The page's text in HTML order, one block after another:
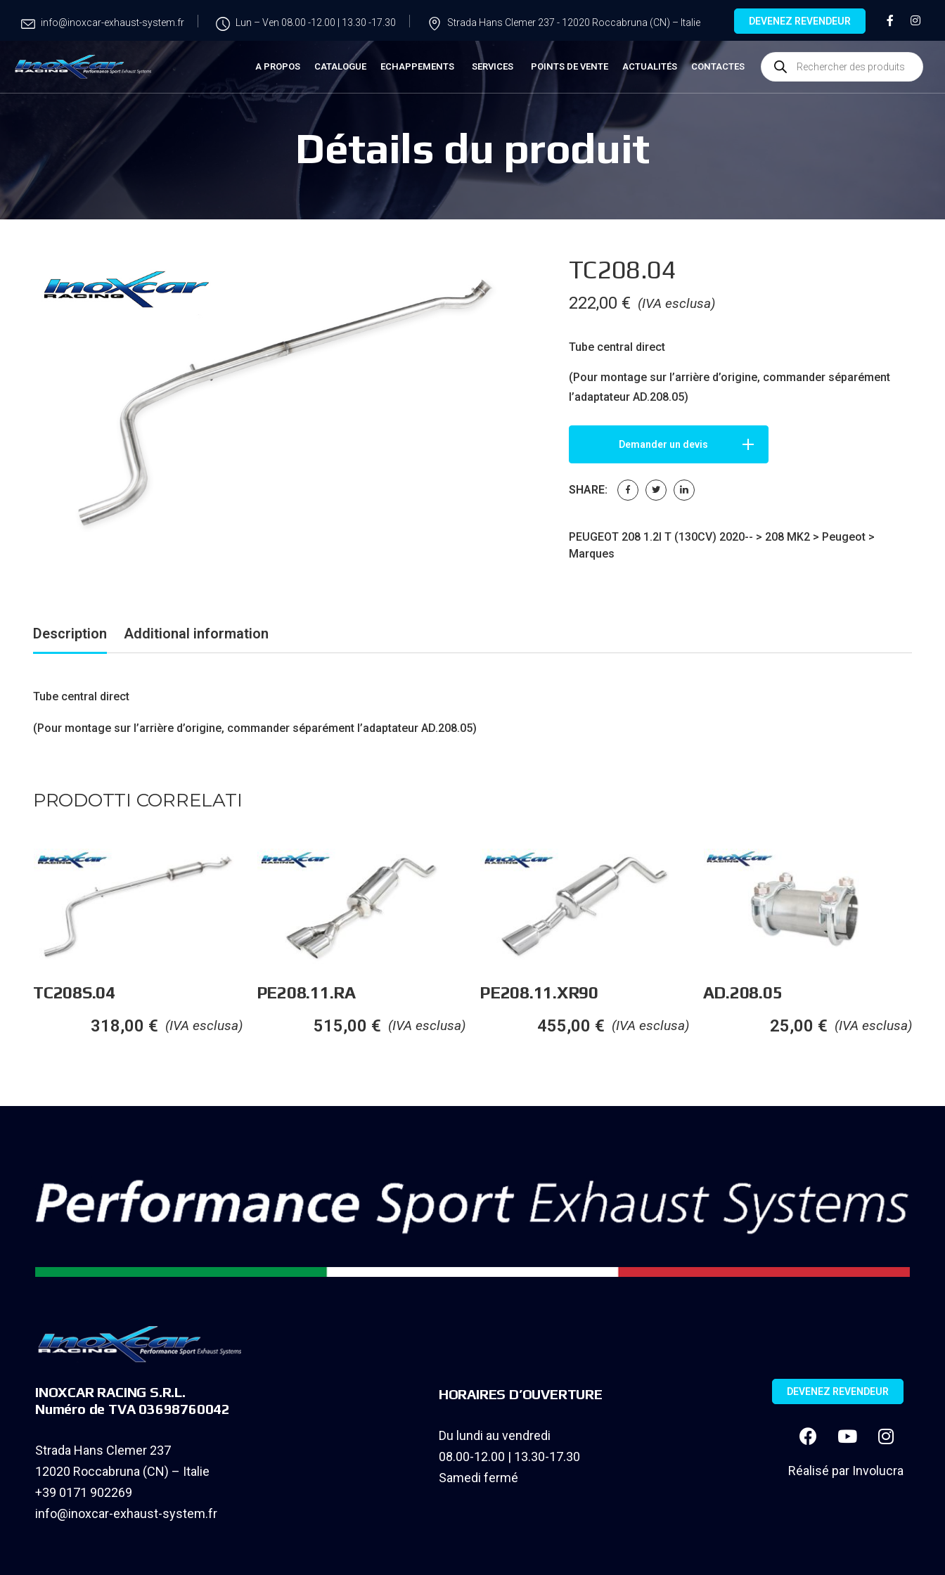
info@inoxcar-exhaust-system.fr Lun – Ven 08.00 -12.00 | 13.30 -17.30 Strada Hans Clemer 237 - 12020 Roccabruna (CN) – Italie DEVENEZ REVENDEUR
A PROPOS CATALOGUE ECHAPPEMENTS SERVICES POINTS DE VENTE ACTUALITÉS CONTACTES
Détails du produit
TC208.04
(IVA esclusa)
222,00 €
Tube central direct
(Pour montage sur l’arrière d’origine, commander séparément
l’adaptateur AD.208.05)
Demander un devis
SHARE:
PEUGEOT 208 1.2I T (130CV) 2020-- > 208 MK2> Peugeot>
Marques
Description Additional information
Tube central direct
(Pour montage sur l’arrière d’origine, commander séparément l’adaptateur AD.208.05)
PRODOTTI CORRELATI
TC208S.04
(IVA esclusa)
318,00 €
PE208.11.RA
(IVA esclusa)
515,00 €
PE208.11.XR90
(IVA esclusa)
455,00 €
AD.208.05
(IVA esclusa)
25,00 €
INOXCAR RACING S.R.L.
Numéro de TVA 03698760042
Strada Hans Clemer 237
12020 Roccabruna (CN) – Italie
+39 0171 902269
info@inoxcar-exhaust-system.fr
HORAIRES D’OUVERTURE
Du lundi au vendredi
08.00-12.00 | 13.30-17.30
Samedi fermé
DEVENEZ REVENDEUR
Réalisé par Involucra